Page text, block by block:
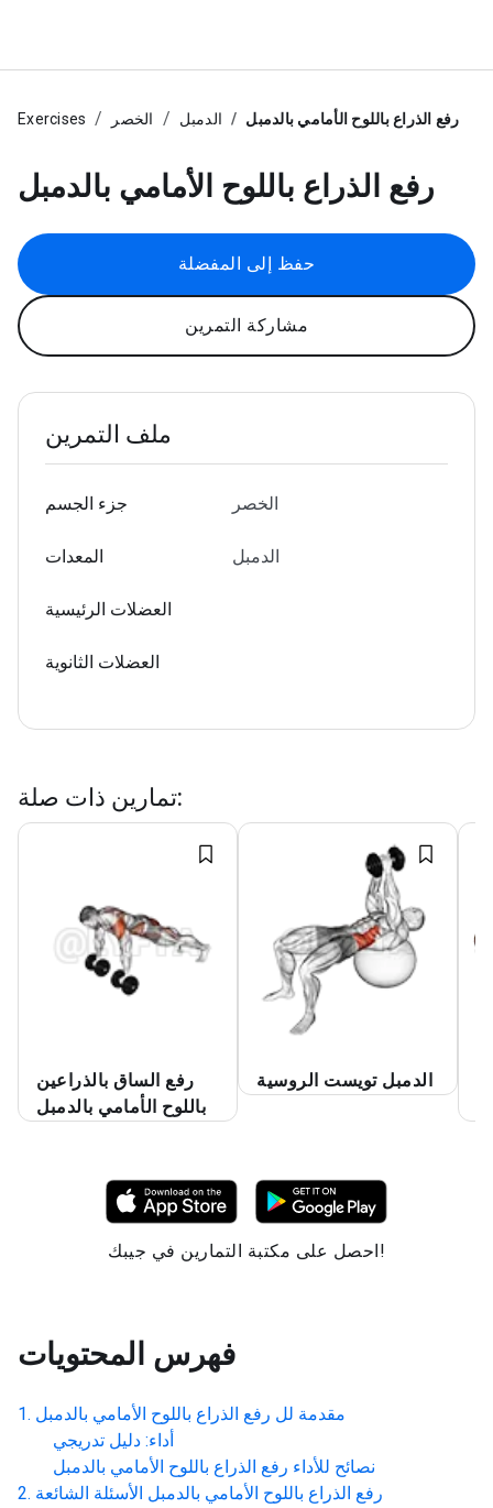
Exercises الخصر الدمبل رفع الذراع باللوح الأمامي بالدمبل
رفع الذراع باللوح الأمامي بالدمبل
حفظ إلى المفضلة
مشاركة التمرين
ملف التمرين
جزء الجسم الخصر
المعدات الدمبل
العضلات الرئيسية
العضلات الثانوية
تمارين ذات صلة:
رفع الساق بالذراعين
باللوح الأمامي بالدمبل
الدمبل تويست الروسية
احصل على مكتبة التمارين في جيبك!
فهرس المحتويات
مقدمة لل رفع الذراع باللوح الأمامي بالدمبل
أداء: دليل تدريجي
نصائح للأداء رفع الذراع باللوح الأمامي بالدمبل
رفع الذراع باللوح الأمامي بالدمبل الأسئلة الشائعة